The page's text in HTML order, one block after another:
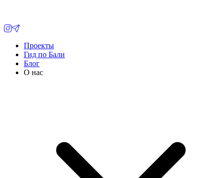
Проекты
Гид по Бали
Блог
О нас